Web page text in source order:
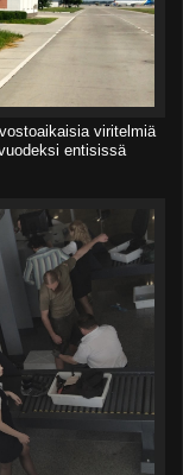
viritelmiä
entisissä